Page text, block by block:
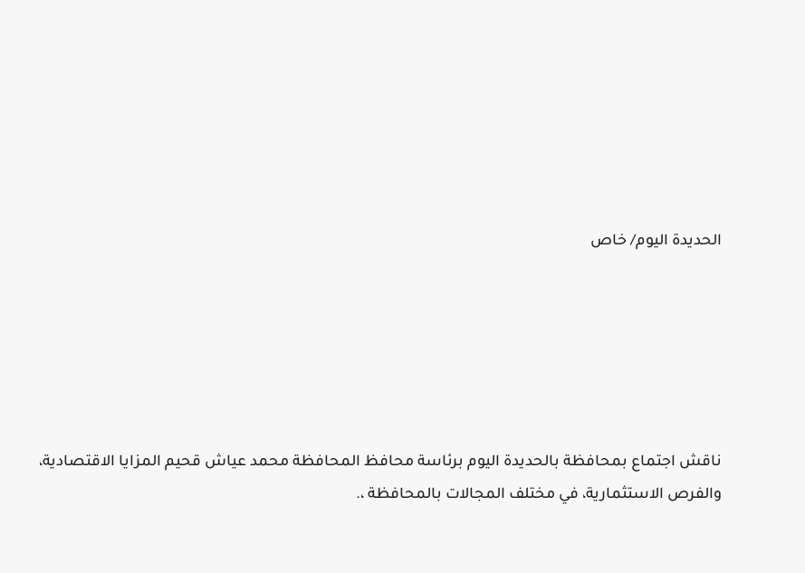
الحديدة اليوم/ خاص
ناقش اجتماع بمحافظة بالحديدة اليوم برئاسة محافظ المحافظة محمد عياش قحيم المزايا الاقتصادية،
والفرص الاستثمارية، في مختلف المجالات بالمحافظة ،.